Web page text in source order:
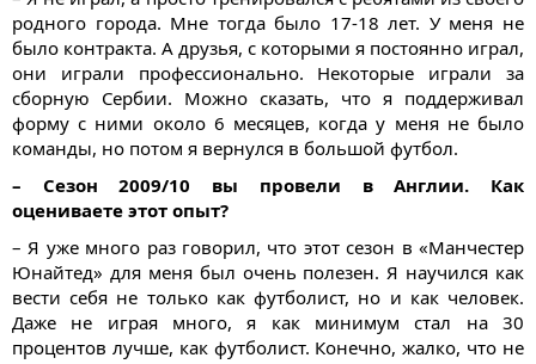
родного города. Мне тогда было 17-18 лет. У меня не
было контракта. А друзья, с которыми я постоянно играл,
они играли профессионально. Некоторые играли за
сборную Сербии. Можно сказать, что я поддерживал
форму с ними около 6 месяцев, когда у меня не было
команды, но потом я вернулся в большой футбол.
– Сезон 2009/10 вы провели в Англии. Как
оцениваете этот опыт?
– Я уже много раз говорил, что этот сезон в «Манчестер
Юнайтед» для меня был очень полезен. Я научился как
вести себя не только как футболист, но и как человек.
Даже не играя много, я как минимум стал на 30
процентов лучше, как футболист. Конечно, жалко, что не